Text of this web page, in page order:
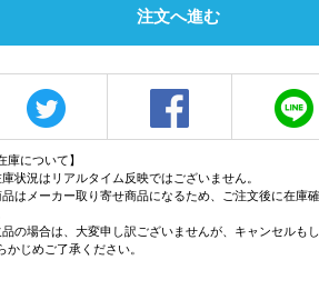
注文へ進む
庫について】
状況はリアルタイム反映ではございません。
品はメーカー取り寄せ商品になるため、ご注文後に在庫
品の場合は、大変申し訳ございませんが、キャンセルも
かじめご了承ください。